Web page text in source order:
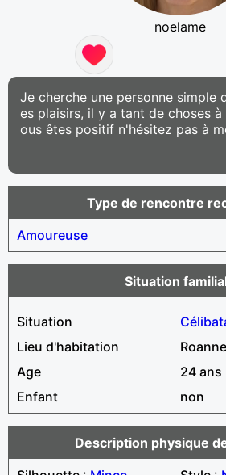
noelame
Je cherche une personne simple
es plaisirs, il y a tant de choses
ous êtes positif n'hésitez pas à
Type de rencontre
Amoureuse
Situation
Situation
Lieu d'habitation
Roanne
Age
24 ans
Enfant
non
Description physique